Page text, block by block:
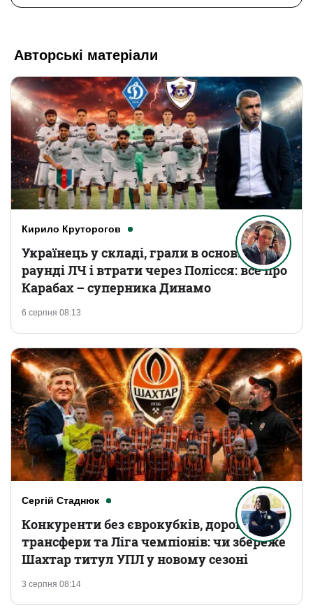
Авторські матеріали
Кирило Круторогов
6 серпня 08:13
Українець у складі, грали в основному
раунді ЛЧ і втрати через Полісся: все про
Карабах – суперника Динамо
Сергій Стаднюк
3 серпня 08:14
Конкуренти без єврокубків, дорогі
трансфери та Ліга чемпіонів: чи збереже
Шахтар титул УПЛ у новому сезоні